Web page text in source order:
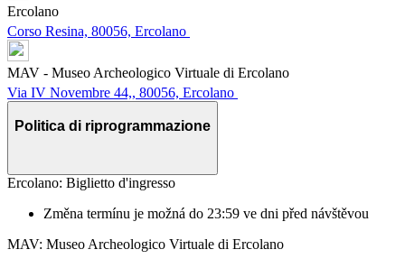
Ercolano
Corso Resina, 80056, Ercolano
MAV - Museo Archeologico Virtuale di Ercolano
Via IV Novembre 44,, 80056, Ercolano
Politica di riprogrammazione
Ercolano: Biglietto d'ingresso
Změna termínu je možná do 23:59 ve dni před návštěvou
MAV: Museo Archeologico Virtuale di Ercolano